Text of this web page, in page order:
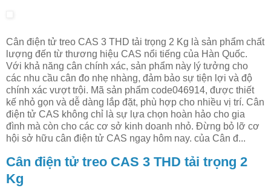
Cân điện tử treo CAS 3 THD tải trọng 2 Kg là sản phẩm chất
lượng đến từ thương hiệu CAS nổi tiếng của Hàn Quốc.
Với khả năng cân chính xác, sản phẩm này lý tưởng cho
các nhu cầu cân đo nhẹ nhàng, đảm bảo sự tiện lợi và độ
chính xác vượt trội. Mã sản phẩm code046914, được thiết
kế nhỏ gọn và dễ dàng lắp đặt, phù hợp cho nhiều vị trí. Cân
điện tử CAS không chỉ là sự lựa chọn hoàn hảo cho gia
đình mà còn cho các cơ sở kinh doanh nhỏ. Đừng bỏ lỡ cơ
hội sở hữu cân điện tử CAS ngay hôm nay. của Cân đ...
Cân điện tử treo CAS 3 THD tải trọng 2
Kg